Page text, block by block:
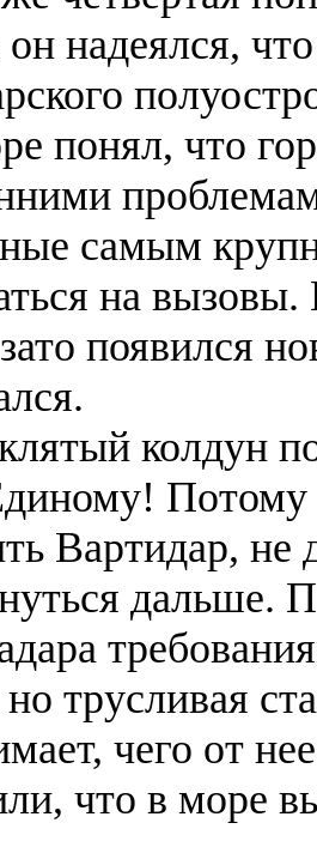
надеялся,
понял, что
самым
на
появился
колдун
Потому
Вартидар,
дальше.
но трусливая
чего от
что в море